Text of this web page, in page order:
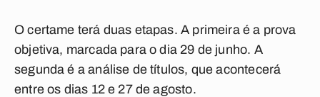
O certame terá duas etapas. A primeira é a prova
objetiva, marcada para o dia 29 de junho. A
segunda é a análise de títulos, que acontecerá
entre os dias 12 e 27 de agosto.